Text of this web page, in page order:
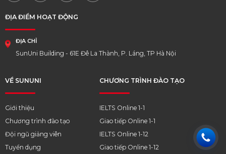
VỀ SUNUNI
Giới thiệu
Chương trình đào tạo
Đội ngũ giảng viên
Tuyển dụng
ĐỊA ĐIỂM HOẠT ĐỘNG
ĐỊA CHỈ
SunUni Building - 61E Đê La Thành, P. Láng, TP Hà Nội
CHƯƠNG TRÌNH ĐÀO TẠO
IELTS Online 1-1
Giao tiếp Online 1-1
IELTS Online 1-12
Giao tiếp Online 1-12